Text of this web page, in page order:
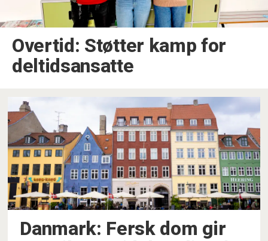
Overtid: Støtter kamp for
deltidsansatte
Danmark: Fersk dom gir